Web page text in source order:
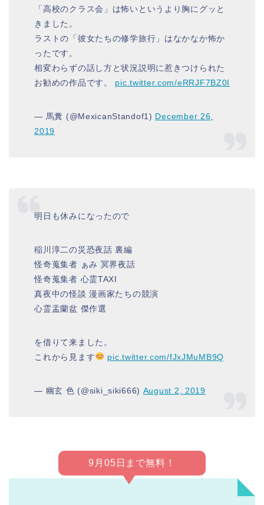
「高校のクラス会」は怖いというより胸にグッと
きました。
ラストの「彼女たちの修学旅行」はなかなか怖か
ったです。
相変わらずの話し方と状況説明に惹きつけられた
お勧めの作品です。 pic.twitter.com/eRRJF7BZ0I
— 馬糞 (@MexicanStandof1) December 26,
2019
明日も休みになったので
稲川淳二の災恐夜話 裏編
怪奇蒐集者 ぁみ 冥界夜話
怪奇蒐集者 心霊TAXI
真夜中の怪談 漫画家たちの競演
心霊盂蘭盆 傑作選
を借りて来ました。
これから見ます
pic.twitter.com/fJxJMuMB9Q
— 幽玄 色 (@siki_siki666) August 2, 2019
9月05日まで無料！